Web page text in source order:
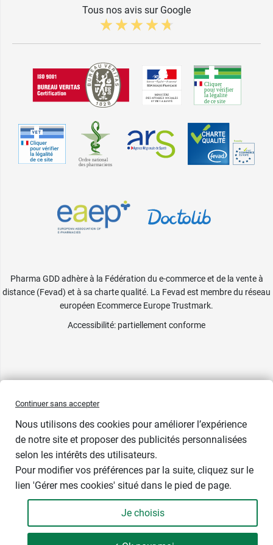
- +
Tous nos avis sur Google
Pharma GDD adhère à la Fédération du e-commerce et de la vente à
distance (Fevad) et à sa charte qualité. La Fevad est membre du réseau
européen Ecommerce Europe Trustmark.
Accessibilité: partiellement conforme
Continuer sans accepter
Nous utilisons des cookies pour améliorer l’expérience
de notre site et proposer des publicités personnalisées
selon les intérêts des utilisateurs.
Pour modifier vos préférences par la suite, cliquez sur le
lien 'Gérer mes cookies' situé dans le pied de page.
Je choisis